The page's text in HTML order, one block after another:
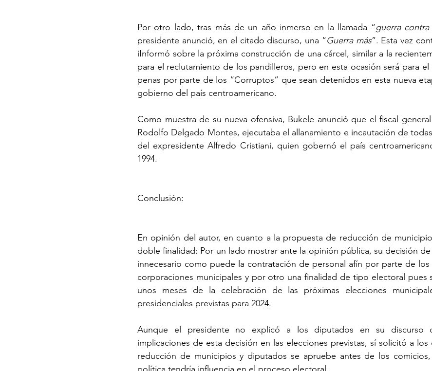
Por otro lado, tras más de un año inmerso en la llamada “guerra
presidente anunció, en el citado discurso, una “Guerra más”. Esta vez
iInformó sobre la próxima construcción de una cárcel, similar a la
para el reclutamiento de los pandilleros, pero en esta ocasión será para
penas por parte de los “Corruptos” que sean detenidos en esta nueva
gobierno del país centroamericano.
Como muestra de su nueva ofensiva, Bukele anunció que el fiscal
Rodolfo Delgado Montes, ejecutaba el allanamiento e incautación de
del expresidente Alfredo Cristiani, quien gobernó el país
1994.
Conclusión:
En opinión del autor, en cuanto a la propuesta de reducción de
doble finalidad: Por un lado mostrar ante la opinión pública, su decisión
innecesario como puede la contratación de personal afín por parte de
corporaciones municipales y por otro una finalidad de tipo electoral pues
unos meses de la celebración de las próximas elecciones
presidenciales previstas para 2024.
Aunque el presidente no explicó a los diputados en su discurso
implicaciones de esta decisión en las elecciones previstas, sí solicitó a
reducción de municipios y diputados se apruebe antes de los